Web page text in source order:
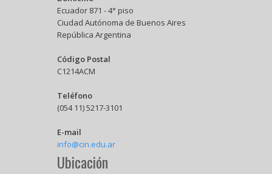
Ecuador 871 - 4° piso
Ciudad Autónoma de Buenos Aires
República Argentina
Código Postal
C1214ACM
Teléfono
(054 11) 5217-3101
E-mail
info@cin.edu.ar
Ubicación